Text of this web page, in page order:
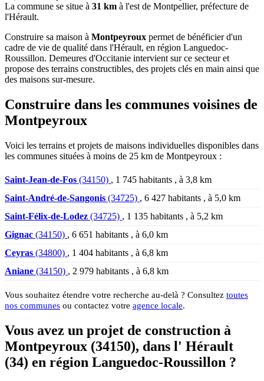
La commune se situe à 31 km à l'est de Montpellier, préfecture de
l'Hérault.
Construire sa maison à Montpeyroux permet de bénéficier d'un
cadre de vie de qualité dans l'Hérault, en région Languedoc-
Roussillon. Demeures d'Occitanie intervient sur ce secteur et
propose des terrains constructibles, des projets clés en main ainsi que
des maisons sur-mesure.
Construire dans les communes voisines de
Montpeyroux
Voici les terrains et projets de maisons individuelles disponibles dans
les communes situées à moins de 25 km de Montpeyroux :
Saint-Jean-de-Fos (34150) , 1 745 habitants , à 3,8 km
Saint-André-de-Sangonis (34725) , 6 427 habitants , à 5,0 km
Saint-Félix-de-Lodez (34725) , 1 135 habitants , à 5,2 km
Gignac (34150) , 6 651 habitants , à 6,0 km
Ceyras (34800) , 1 404 habitants , à 6,8 km
Aniane (34150) , 2 979 habitants , à 6,8 km
Vous souhaitez étendre votre recherche au-delà ? Consultez toutes
nos communes ou contactez votre agence locale.
Vous avez un projet de construction à
Montpeyroux (34150), dans l' Hérault
(34) en région Languedoc-Roussillon ?